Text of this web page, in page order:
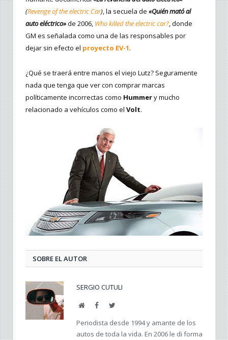
(Revenge of the electric Car), la secuela de «Quién mató al
auto eléctrico»de 2006, Who killed the electric car?, donde
GM es señalada como una de las responsables por
dejar sin efecto el proyecto EV-1.
¿Qué se traerá entre manos el viejo Lutz? Seguramente
nada que tenga que ver con comprar marcas
políticamente incorrectas como Hummery mucho
relacionado a vehículos como el Volt.
SOBRE EL AUTOR
SERGIO CUTULI
Web FacebookTwitter
Periodista desde 1994 y amante de los
autos de toda la vida. En 2006 le di forma